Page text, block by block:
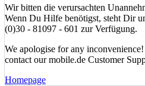
Wir bitten die verursachten
Wenn Du Hilfe benötigst, steht Dir
(0)30 - 81097 - 601 zur Verfügung.
We apologise for any
contact our mobile.de Customer
Homepage